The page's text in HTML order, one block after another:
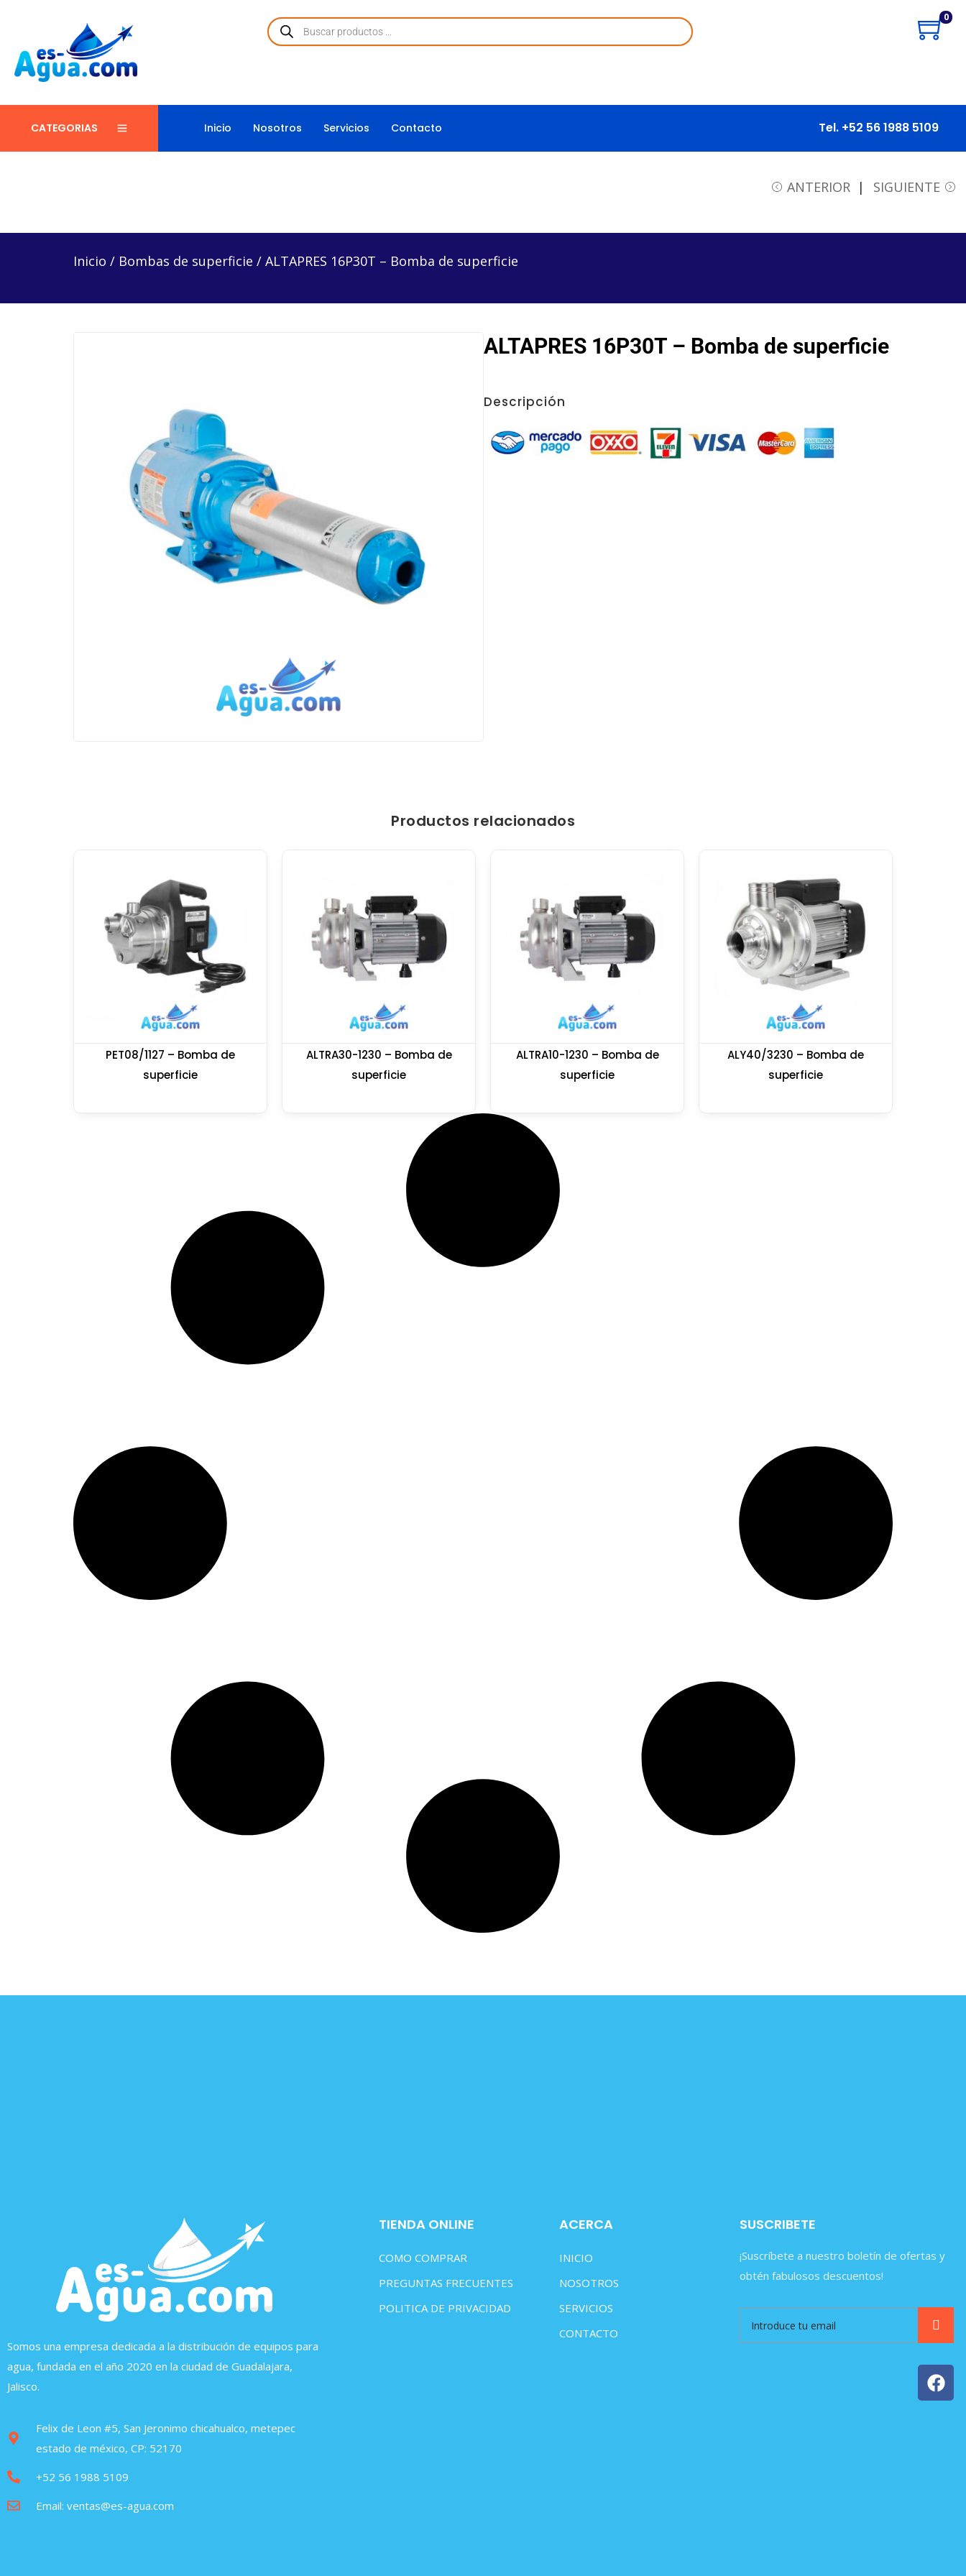
0
CATEGORIAS Inicio Nosotros Servicios Contacto Tel. +52 56 1988 5109
ANTERIOR SIGUIENTE
Inicio / Bombas de superficie / ALTAPRES 16P30T – Bomba de superficie
ALTAPRES 16P30T – Bomba de superficie
Descripción
Productos relacionados
PET08/1127 – Bomba de
superficie
ALTRA30-1230 – Bomba de
superficie
ALTRA10-1230 – Bomba de
superficie
ALY40/3230 – Bomba de
superficie
Somos una empresa dedicada a la distribución de equipos para
agua, fundada en el año 2020 en la ciudad de Guadalajara,
Jalisco.
Felix de Leon #5, San Jeronimo chicahualco, metepec
estado de méxico, CP: 52170
+52 56 1988 5109
Email: ventas@es-agua.com
TIENDA ONLINE
COMO COMPRAR
PREGUNTAS FRECUENTES
POLITICA DE PRIVACIDAD
ACERCA
INICIO
NOSOTROS
SERVICIOS
CONTACTO
SUSCRIBETE
¡Suscríbete a nuestro boletín de ofertas y
obtén fabulosos descuentos!